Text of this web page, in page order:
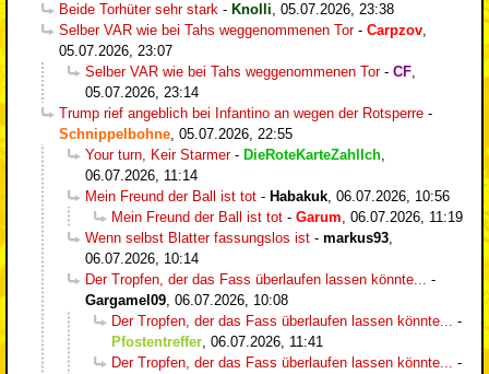
Beide Torhüter sehr stark - Knolli, 05.07.2026, 23:38
Selber VAR wie bei Tahs weggenommenen Tor- Carpzov,
05.07.2026, 23:07
Selber VAR wie bei Tahs weggenommenen Tor- CF,
05.07.2026, 23:14
Trump rief angeblich bei Infantino an wegen der Rotsperre -
Schnippelbohne, 05.07.2026, 22:55
Your turn, Keir Starmer- DieRoteKarteZahlIch,
06.07.2026, 11:14
Mein Freund der Ball ist tot - Habakuk, 06.07.2026, 10:56
Mein Freund der Ball ist tot - Garum, 06.07.2026, 11:19
Wenn selbst Blatter fassungslos ist - markus93,
06.07.2026, 10:14
Der Tropfen, der das Fass überlaufen lassen könnte... -
Gargamel09, 06.07.2026, 10:08
Der Tropfen, der das Fass überlaufen lassen könnte... -
Pfostentreffer, 06.07.2026, 11:41
Der Tropfen, der das Fass überlaufen lassen könnte... -